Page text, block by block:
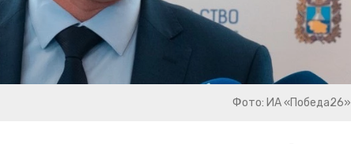
Фото: ИА «Победа26»